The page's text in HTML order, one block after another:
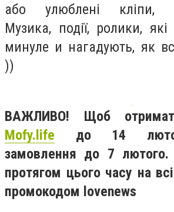
або улюблені кліпи,
Музика, події, ролики,
минуле и нагадують, як
))
ВАЖЛИВО! Щоб
Mofy.life до 14
замовлення до 7
протягом цього часу на
промокодом lovenews